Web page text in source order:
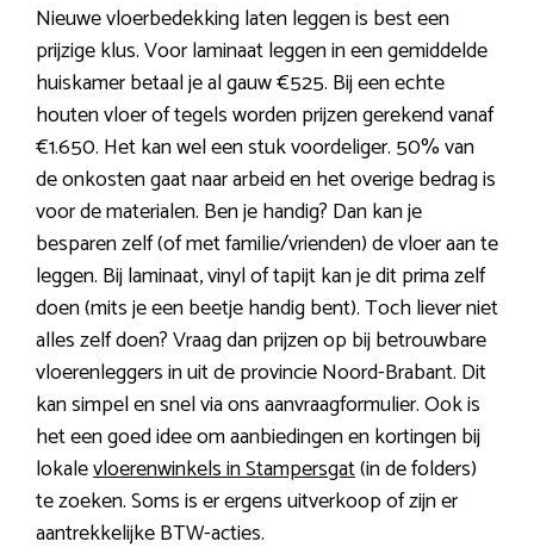
Nieuwe vloerbedekking laten leggen is best een
prijzige klus. Voor laminaat leggen in een gemiddelde
huiskamer betaal je al gauw €525. Bij een echte
houten vloer of tegels worden prijzen gerekend vanaf
€1.650. Het kan wel een stuk voordeliger. 50% van
de onkosten gaat naar arbeid en het overige bedrag is
voor de materialen. Ben je handig? Dan kan je
besparen zelf (of met familie/vrienden) de vloer aan te
leggen. Bij laminaat, vinyl of tapijt kan je dit prima zelf
doen (mits je een beetje handig bent). Toch liever niet
alles zelf doen? Vraag dan prijzen op bij betrouwbare
vloerenleggers in uit de provincie Noord-Brabant. Dit
kan simpel en snel via ons aanvraagformulier. Ook is
het een goed idee om aanbiedingen en kortingen bij
lokalevloerenwinkels in Stampersgat(in de folders)
te zoeken. Soms is er ergens uitverkoop of zijn er
aantrekkelijke BTW-acties.